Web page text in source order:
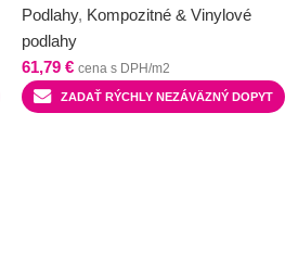
Podlahy, Kompozitné & Vinylové
podlahy
61,79 € cena s DPH/m2
ZADAŤ RÝCHLY NEZÁVÄZNÝ DOPYT